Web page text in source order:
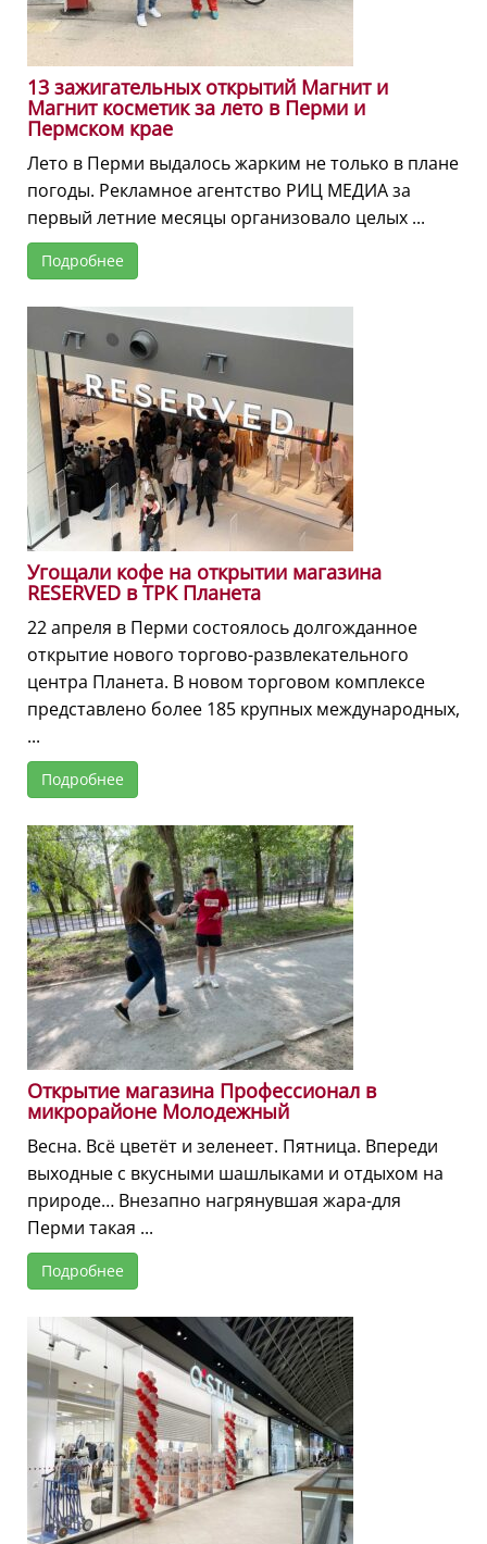
13 зажигательных открытий Магнит и
Магнит косметик за лето в Перми и
Пермском крае
Лето в Перми выдалось жарким не только в плане
погоды. Рекламное агентство РИЦ МЕДИА за
первый летние месяцы организовало целых ...
Подробнее
Угощали кофе на открытии магазина
RESERVED в ТРК Планета
22 апреля в Перми состоялось долгожданное
открытие нового торгово-развлекательного
центра Планета. В новом торговом комплексе
представлено более 185 крупных международных,
...
Подробнее
Открытие магазина Профессионал в
микрорайоне Молодежный
Весна. Всё цветёт и зеленеет. Пятница. Впереди
выходные с вкусными шашлыками и отдыхом на
природе… Внезапно нагрянувшая жара-для
Перми такая ...
Подробнее